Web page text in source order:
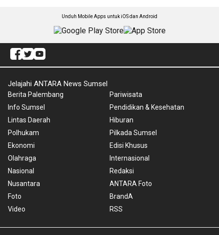
Unduh Mobile Apps untuk iOS dan Android
Jelajahi ANTARA News Sumsel
Berita Palembang
Info Sumsel
Lintas Daerah
Polhukam
Ekonomi
Olahraga
Nasional
Nusantara
Foto
Video
Pariwisata
Pendidikan & Kesehatan
Hiburan
Pilkada Sumsel
Edisi Khusus
Internasional
Redaksi
ANTARA Foto
BrandA
RSS